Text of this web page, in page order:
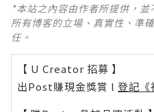
*本站之內容由作者所提供，
所有博客的立場、真實性、準
任。
【 U Creator 招募 】
出Post賺現金獎賞 l 登記《